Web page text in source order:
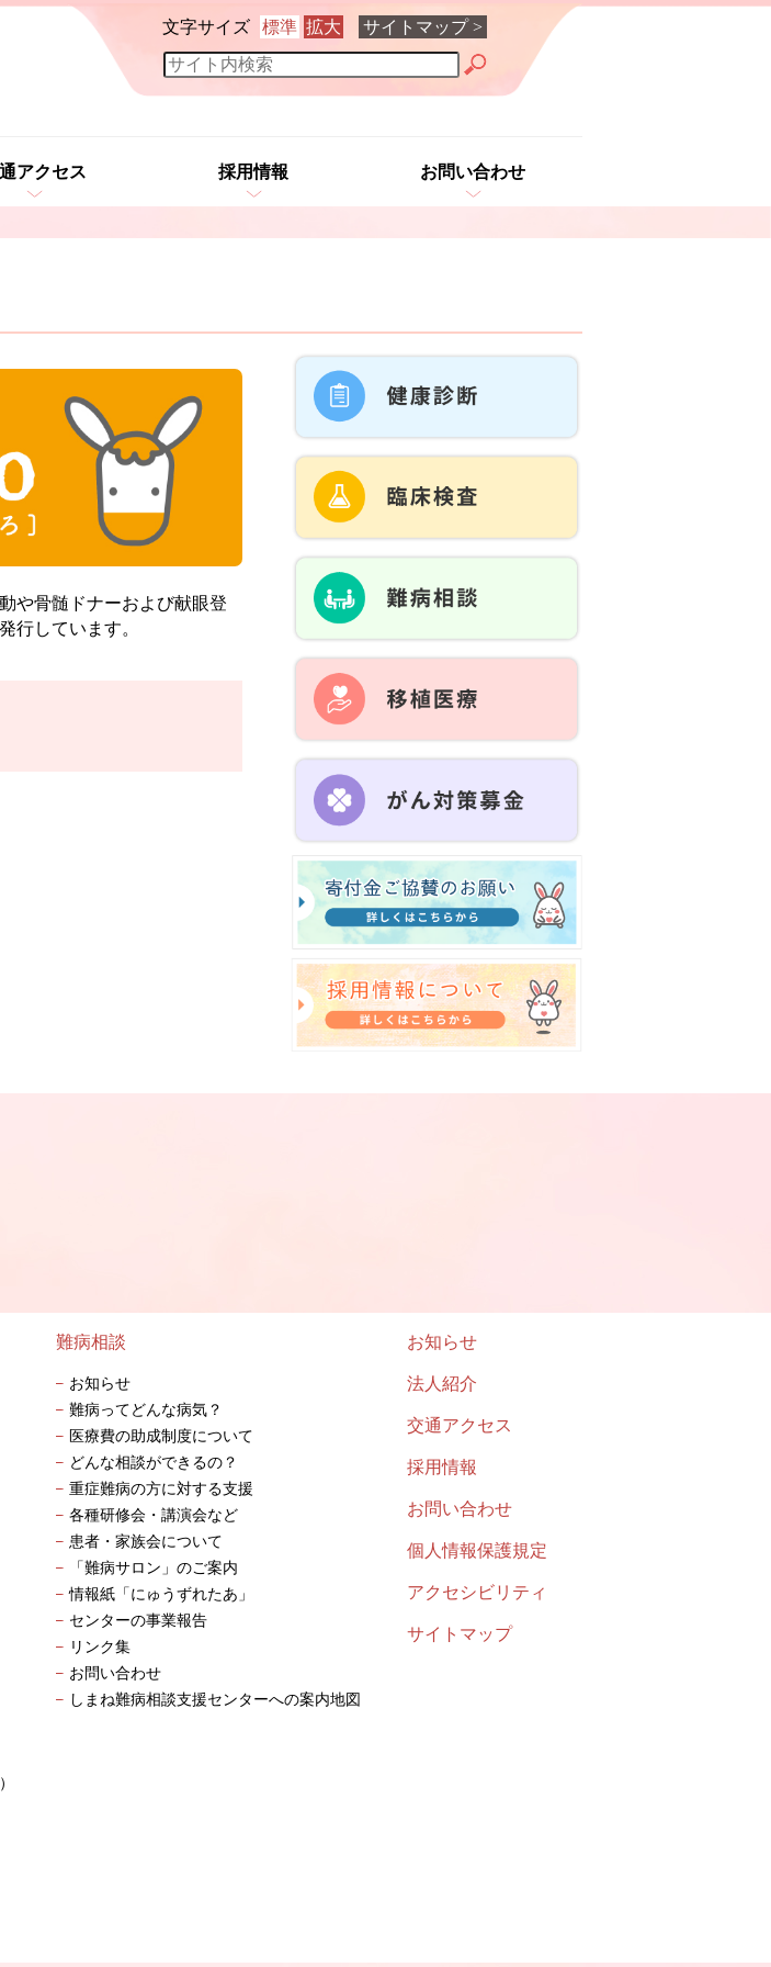
文字サイズ 標準 拡大 サイトマップ >
アクセス 採用情報 お問い合わせ
や骨髄ドナーおよび献眼登
行しています。
難病相談
お知らせ
難病ってどんな病気？
医療費の助成制度について
どんな相談ができるの？
重症難病の方に対する支援
各種研修会・講演会など
患者・家族会について
「難病サロン」のご案内
情報紙「にゅうずれたあ」
センターの事業報告
リンク集
お問い合わせ
しまね難病相談支援センターへの案内地図
お知らせ
法人紹介
交通アクセス
採用情報
お問い合わせ
個人情報保護規定
アクセシビリティ
サイトマップ